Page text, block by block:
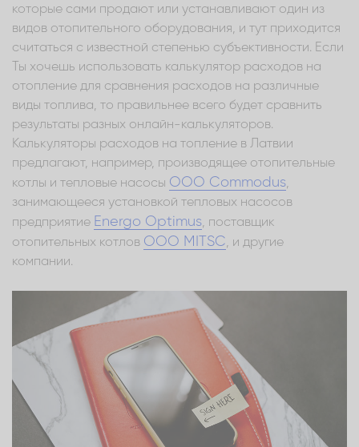
которые сами продают или устанавливают один из
видов отопительного оборудования, и тут приходится
считаться с известной степенью субъективности. Если
Ты хочешь использовать калькулятор расходов на
отопление для сравнения расходов на различные
виды топлива, то правильнее всего будет сравнить
результаты разных онлайн-калькуляторов.
Калькуляторы расходов на топление в Латвии
предлагают, например, производящее отопительные
котлы и тепловые насосы ООО Commodus,
занимающееся установкой тепловых насосов
предприятие Energo Optimus, поставщик
отопительных котлов ООО MITSC, и другие
компании.